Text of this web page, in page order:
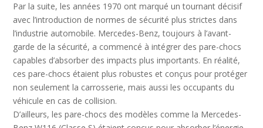
Par la suite, les années 1970 ont marqué un tournant décisif
avec l’introduction de normes de sécurité plus strictes dans
l’industrie automobile. Mercedes-Benz, toujours à l’avant-
garde de la sécurité, a commencé à intégrer des pare-chocs
capables d’absorber des impacts plus importants. En réalité,
ces pare-chocs étaient plus robustes et conçus pour protéger
non seulement la carrosserie, mais aussi les occupants du
véhicule en cas de collision.
D’ailleurs, les pare-chocs des modèles comme la Mercedes-